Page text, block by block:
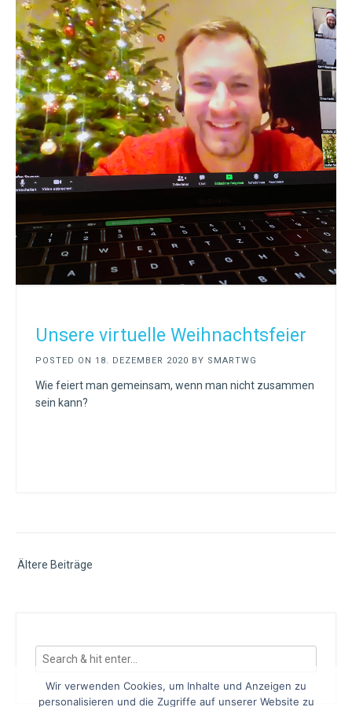
Unsere virtuelle Weihnachtsfeier
POSTED ON 18. DEZEMBER 2020 BY SMARTWG
Wie feiert man gemeinsam, wenn man nicht zusammen
sein kann?
Beitragsnavigation
Ältere Beiträge
Wir verwenden Cookies, um Inhalte und Anzeigen zu
personalisieren und die Zugriffe auf unserer Website zu